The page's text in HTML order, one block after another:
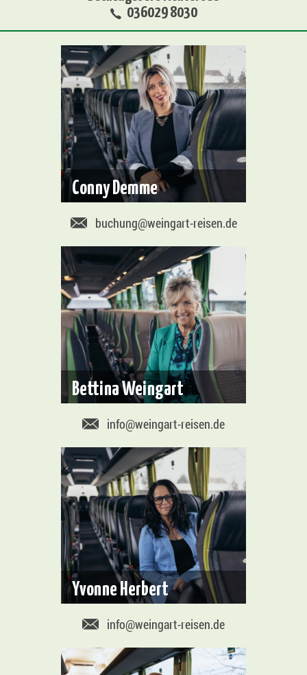
036029 8030
Conny Demme
buchung@weingart-reisen.de
Bettina Weingart
info@weingart-reisen.de
Yvonne Herbert
info@weingart-reisen.de